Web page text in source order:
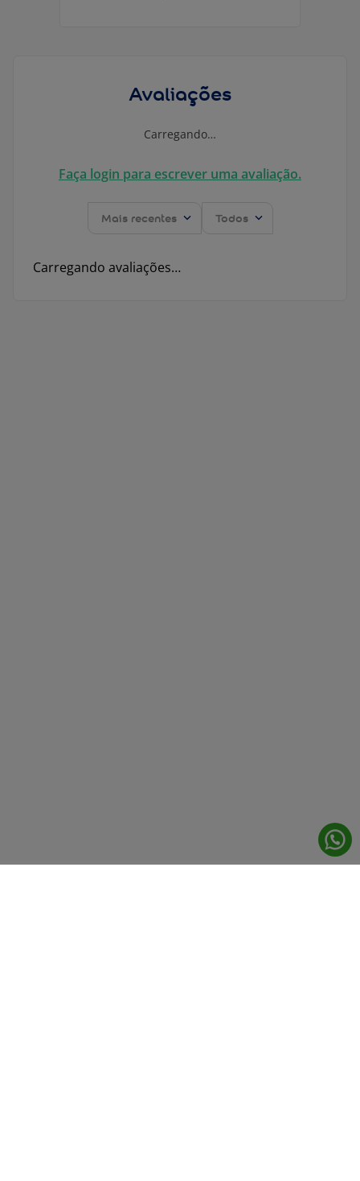
Avaliações
Carregando…
Faça login para escrever uma avaliação.
Mais recentes Todos
Carregando avaliações…